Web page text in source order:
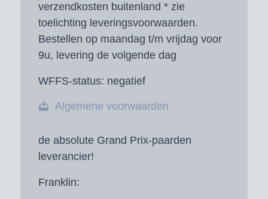
verzendkosten buitenland * zie
toelichting leveringsvoorwaarden.
Bestellen op maandag t/m vrijdag voor
9u, levering de volgende dag
WFFS-status: negatief
Algemene voorwaarden
de absolute Grand Prix-paarden
leverancier!
Franklin: